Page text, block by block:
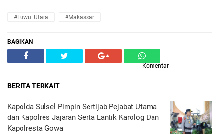
#Luwu_Utara #Makassar
BAGIKAN
Komentar
BERITA TERKAIT
Kapolda Sulsel Pimpin Sertijab Pejabat Utama
dan Kapolres Jajaran Serta Lantik Karolog Dan
Kapolresta Gowa